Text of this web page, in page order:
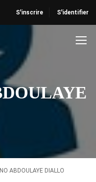
S'inscrire S'identifier
ABDOULAYE DIALLO